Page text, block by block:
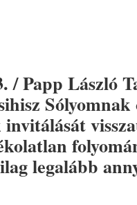
/ Papp László
legalább